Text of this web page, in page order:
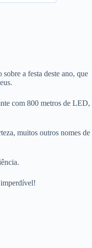
a festa deste ano, que
com 800 metros de LED,
muitos outros nomes de